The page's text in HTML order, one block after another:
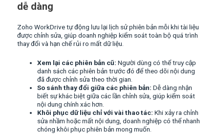
dễ dàng
Zoho WorkDrive tự động lưu lại lịch sử phiên bản mỗi khi tài liệu
được chỉnh sửa, giúp doanh nghiệp kiểm soát toàn bộ quá trình
thay đổi và hạn chế rủi ro mất dữ liệu.
Xem lại các phiên bản cũ: Người dùng có thể truy cập
danh sách các phiên bản trước đó để theo dõi nội dung
đã được chỉnh sửa theo thời gian.
So sánh thay đổi giữa các phiên bản: Dễ dàng nhận
biết sự khác biệt giữa các lần chỉnh sửa, giúp kiểm soát
nội dung chính xác hơn.
Khôi phục dữ liệu chỉ với vài thao tác: Khi xảy ra chỉnh
sửa nhầm hoặc mất nội dung, doanh nghiệp có thể nhanh
chóng khôi phục phiên bản mong muốn.